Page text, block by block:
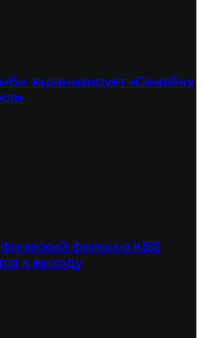
экранизирует «Семейку
фильм о KISS
к выходу